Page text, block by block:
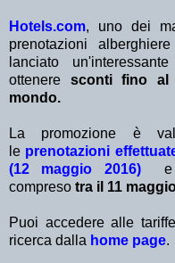
Hotels.com, uno dei
prenotazioni
lanciato
ottenere sconti fino al
mondo.
La promozione è
le prenotazioni
(12 maggio 2016)e
compreso tra il 11
Puoi accedere alle
ricerca dalla home page.